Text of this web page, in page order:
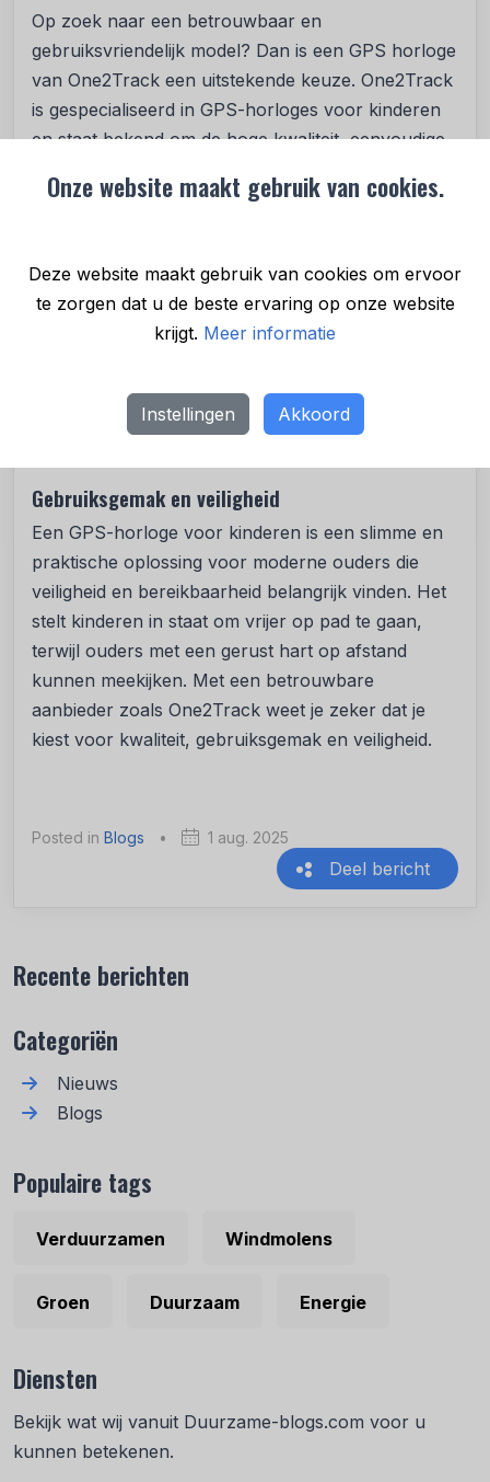
Onze website maakt gebruik van cookies.
Deze website maakt gebruik van cookies om ervoor
te zorgen dat u de beste ervaring op onze website
krijgt. Meer informatie
Instellingen Akkoord
Op zoek naar een betrouwbaar en
gebruiksvriendelijk model? Dan is een GPS horloge
van One2Track een uitstekende keuze. One2Track
is gespecialiseerd in GPS-horloges voor kinderen
en staat bekend om de hoge kwaliteit, eenvoudige
kindvriendelijk ontworpen, en de bijbehorende app
Daarnaast biedt One2Track Nederlandstalige
ondersteuning en duidelijke handleidingen, zodat je
De GPS-horloges worden geleverd met een
passende simkaart en zijn klaar voor gebruik – wel
Gebruiksgemak en veiligheid
Een GPS-horloge voor kinderen is een slimme en
praktische oplossing voor moderne ouders die
veiligheid en bereikbaarheid belangrijk vinden. Het
stelt kinderen in staat om vrijer op pad te gaan,
terwijl ouders met een gerust hart op afstand
kunnen meekijken. Met een betrouwbare
aanbieder zoals One2Track weet je zeker dat je
kiest voor kwaliteit, gebruiksgemak en veiligheid.
Posted in Blogs • 1 aug. 2025
Deel bericht
Recente berichten
Categoriën
Nieuws
Blogs
Populaire tags
Verduurzamen Windmolens
Groen Duurzaam Energie
Diensten
Bekijk wat wij vanuit Duurzame-blogs.com voor u
kunnen betekenen.